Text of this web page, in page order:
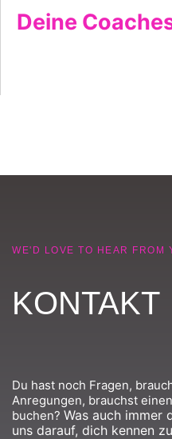
Deine
WE'D LOVE TO HEAR FROM
KONTAKT
Du hast noch Fragen,
Anregungen, brauchst
buchen? Was auch immer
uns darauf, dich kennen